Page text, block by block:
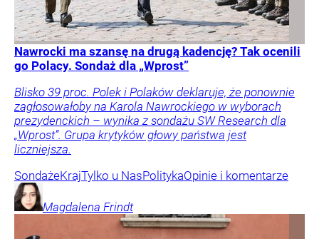
Nawrocki ma szansę na drugą kadencję? Tak ocenili
go Polacy. Sondaż dla „Wprost”
Blisko 39 proc. Polek i Polaków deklaruje, że ponownie
zagłosowałoby na Karola Nawrockiego w wyborach
prezydenckich – wynika z sondażu SW Research dla
„Wprost”. Grupa krytyków głowy państwa jest
liczniejsza.
SondażeKrajTylko u NasPolitykaOpinie i komentarze
Magdalena Frindt